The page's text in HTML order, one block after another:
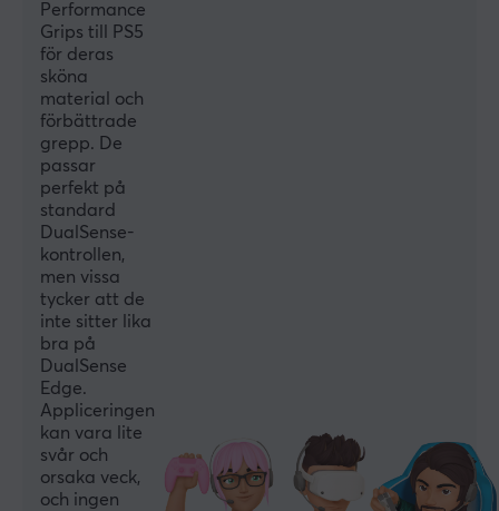
Performance
Grips till PS5
för deras
sköna
material och
förbättrade
grepp. De
passar
perfekt på
standard
DualSense-
kontrollen,
men vissa
tycker att de
inte sitter lika
bra på
DualSense
Edge.
Appliceringen
kan vara lite
svår och
orsaka veck,
och ingen